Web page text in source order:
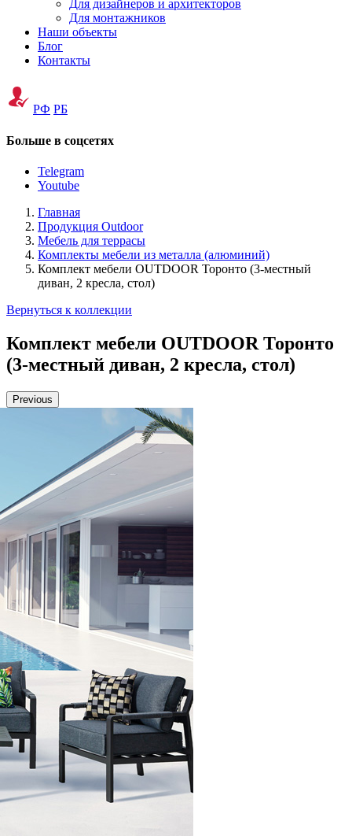
Для дизайнеров и архитекторов
Для монтажников
Наши объекты
Блог
Контакты
РФ РБ
Больше в соцсетях
Telegram
Youtube
Главная
Продукция Outdoor
Мебель для террасы
Комплекты мебели из металла (алюминий)
Комплект мебели OUTDOOR Торонто (3-местный
диван, 2 кресла, стол)
Вернуться к коллекции
Комплект мебели OUTDOOR Торонто
(3-местный диван, 2 кресла, стол)
Previous